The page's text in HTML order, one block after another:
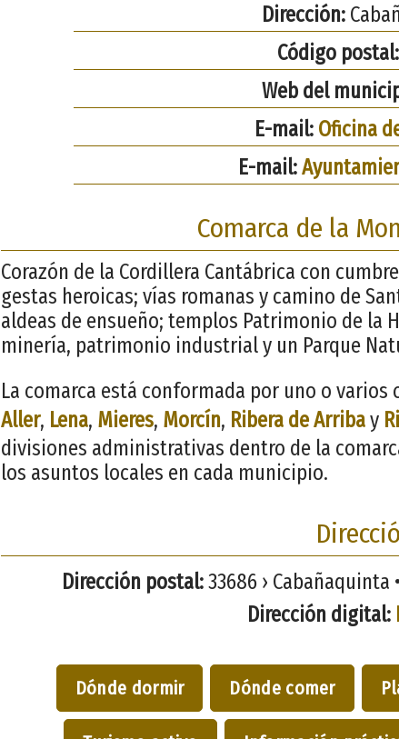
Dirección:
Código postal:
Web del
E-mail: Oficina
E-mail:
Comarca de la
Corazón de la Cordillera Cantábrica con
gestas heroicas; vías romanas y camino de
aldeas de ensueño; templos Patrimonio de la
minería, patrimonio industrial y un Parque
La comarca está conformada por uno o varios
Aller, Lena, Mieres, Morcín, Ribera de Arribay
divisiones administrativas dentro de la
los asuntos locales en cada municipio.
Dirección postal:33686 › Cabañaquinta
Dirección digital:
Dónde dormir Dónde comer